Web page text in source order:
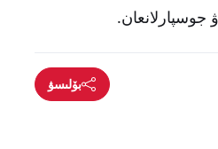
جوسپارلانعان.
بۆلىسۋ